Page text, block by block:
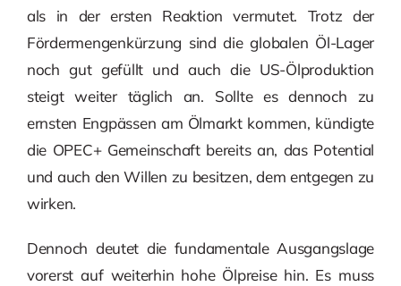
als in der ersten Reaktion vermutet. Trotz der
Fördermengenkürzung sind die globalen Öl-Lager
noch gut gefüllt und auch die US-Ölproduktion
steigt weiter täglich an. Sollte es dennoch zu
ernsten Engpässen am Ölmarkt kommen, kündigte
die OPEC+ Gemeinschaft bereits an, das Potential
und auch den Willen zu besitzen, dem entgegen zu
wirken.
Dennoch deutet die fundamentale Ausgangslage
vorerst auf weiterhin hohe Ölpreise hin. Es muss